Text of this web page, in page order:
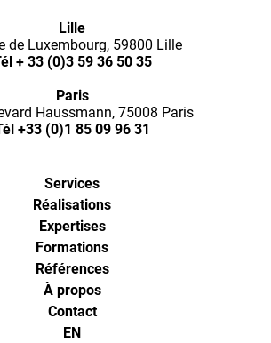
Optimal
Ways,
l'agence
de
digital
analytics
et
Lille
de Luxembourg, 59800 Lille
+ 33 (0)3 59 36 50 35
Paris
Haussmann, 75008 Paris
+33 (0)1 85 09 96 31
Services
Réalisations
Expertises
Formations
Références
À propos
Contact
EN